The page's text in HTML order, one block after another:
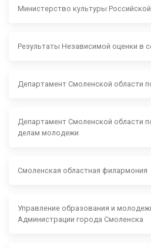
Министерство культуры
Результаты Независимой оценки в
Департамент Смоленской области
Департамент Смоленской области
делам молодежи
Смоленская областная филармония
Управление образования и
Администрации города Смоленска